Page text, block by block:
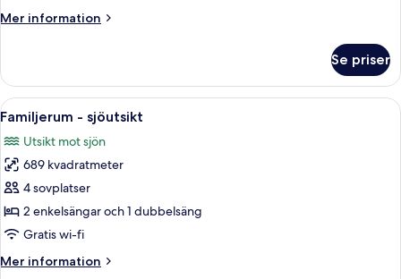
säng
Mer information
Mer
-
kingsize-
-
sjöutsikt
Se priser
Öppna
alla
foton
för
Familjerum
-
sjöutsikt
Ett hotellrum med en stor säng, ett
4
Familjerum - sjöutsikt
Utsikt mot sjön
689 kvadratmeter
4 sovplatser
2 enkelsängar och 1 dubbelsäng
Gratis wi-fi
Mer information
Mer